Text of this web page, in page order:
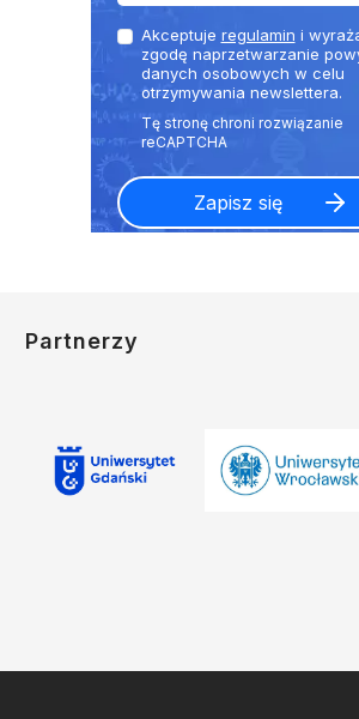
Akceptuje regulamin i
zgodę naprzetwarzanie
danych osobowych w celu
otrzymywania newslettera.
Partnerzy